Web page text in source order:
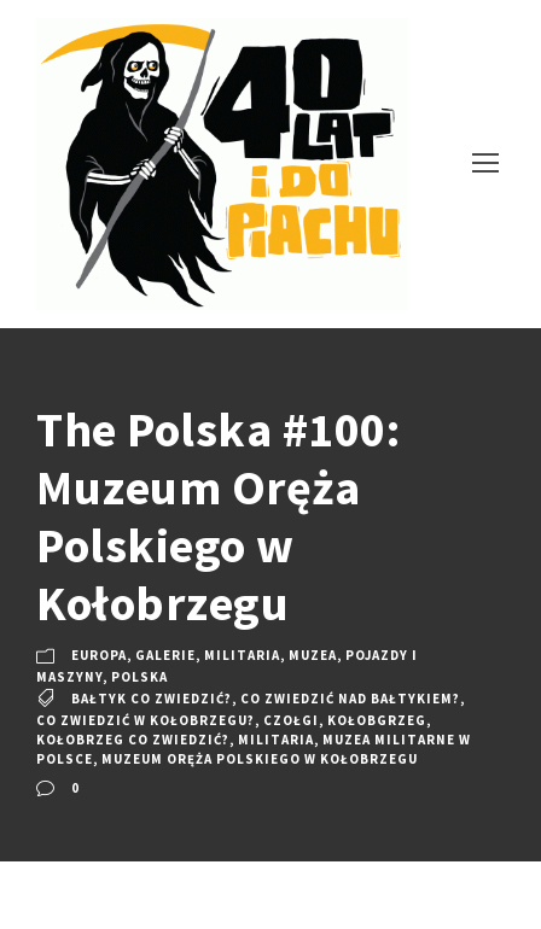
The Polska #100:
Muzeum Oręża
Polskiego w
Kołobrzegu
EUROPA, GALERIE, MILITARIA, MUZEA, POJAZDY I
MASZYNY, POLSKA
BAŁTYK CO ZWIEDZIĆ? , CO ZWIEDZIĆ NAD BAŁTYKIEM? ,
CO ZWIEDZIĆ W KOŁOBRZEGU? , CZOŁGI , KOŁOBGRZEG ,
KOŁOBRZEG CO ZWIEDZIĆ? , MILITARIA, MUZEA MILITARNE W
POLSCE, MUZEUM ORĘŻA POLSKIEGO W KOŁOBRZEGU
0